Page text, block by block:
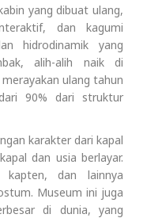
yang dibuat ulang,
dan kagumi
hidrodinamik yang
alih-alih naik di
ulang tahun
90% dari struktur
karakter dari kapal
dan usia berlayar.
kapten, dan lainnya
Museum ini juga
di dunia, yang